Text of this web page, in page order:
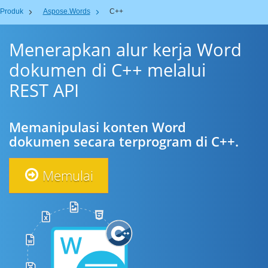
Produk Aspose.Words C++
Menerapkan alur kerja Word
dokumen di C++ melalui
REST API
Memanipulasi konten Word
dokumen secara terprogram di C++.
Memulai